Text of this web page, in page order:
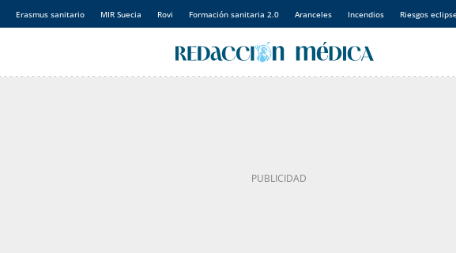
Erasmus sanitario MIR Suecia Rovi Formación sanitaria 2.0 Aranceles Incendios Riesgos